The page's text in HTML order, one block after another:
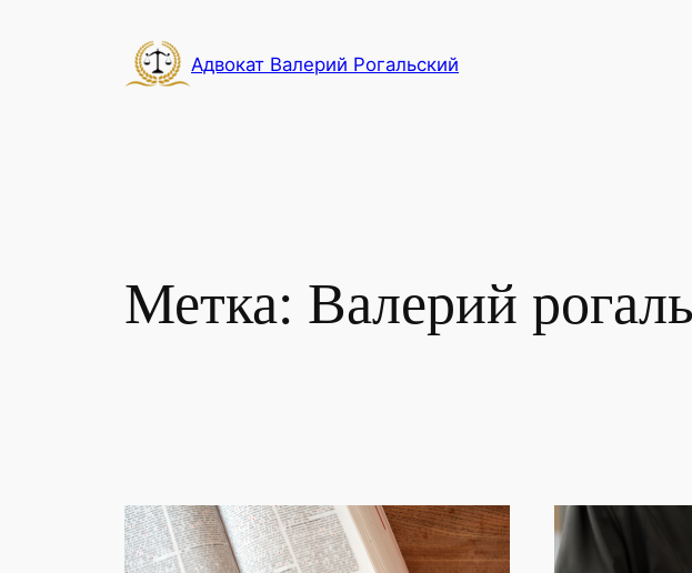
содержимому
Адвокат Валерий Рогальский
Метка: Валерий